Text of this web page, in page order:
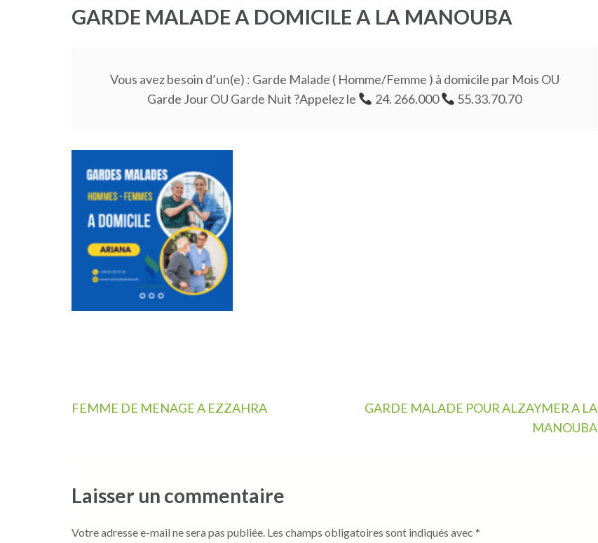
GARDE MALADE A DOMICILE A LA MANOUBA
Vous avez besoin d’un(e) : Garde Malade ( Homme/Femme ) à domicile par Mois OU
Garde Jour OU Garde Nuit ?Appelez le
24. 266.000 55.33.70.70
Navigation
FEMME DE MENAGE A EZZAHRA
GARDE MALADE POUR ALZAYMER A LA
MANOUBA
Laisser un commentaire
Votre adresse e-mail ne sera pas publiée. Les champs obligatoires sont indiqués avec *